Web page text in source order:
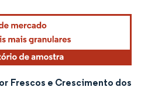
Frescos e Crescimento dos